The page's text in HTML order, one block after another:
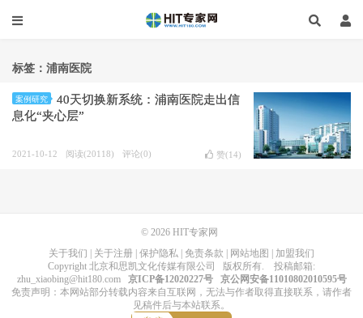
标签：浦南医院
案例研究
40天切换新系统：浦南医院走出信
息化“夹心层”
2021-10-12 阅读(20118) 评论(0) 赞(14)
© 2026 HIT专家网
关于我们
关于注册 保护隐私 免责条款 网站地图
加盟我们
Copyright 北京和思凯文化传媒有限公司 版权所有. 投稿邮箱:
zhu_xiaobing@hit180.com
京ICP备12020227号
京公网安备11010802010595号
免责声明：本网站部分转载内容来自互联网，无法与作者取得直接联系，请作者
见稿件后与本站联系。